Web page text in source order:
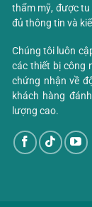
thẩm mỹ, được
đủ thông tin và
Chúng tôi luôn
các thiết bị công
chứng nhận về
khách hàng
lượng cao.